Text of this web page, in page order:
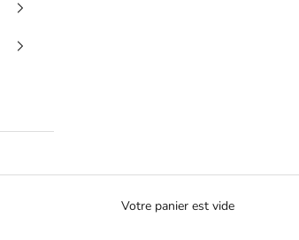
Votre panier est vide